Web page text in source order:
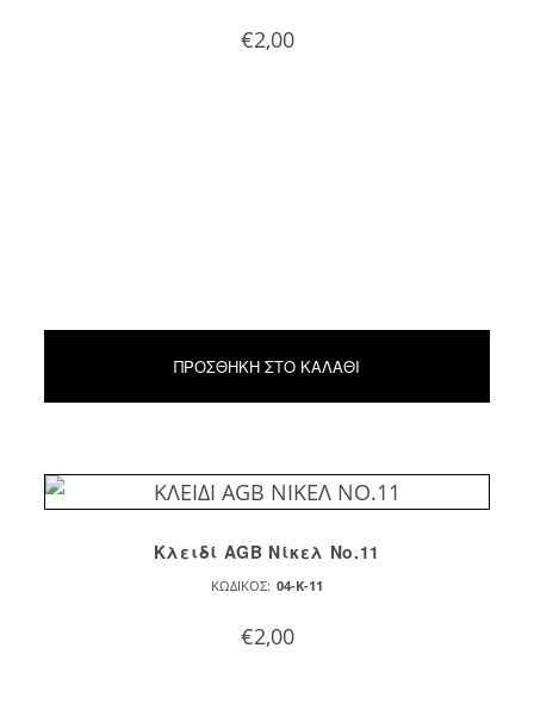
€2,00
ΠΡΟΣΘΉΚΗ ΣΤΟ ΚΑΛΆΘΙ
Κλειδί AGB Νίκελ Νο.11
ΚΩΔΙΚΌΣ: 04-K-11
€2,00